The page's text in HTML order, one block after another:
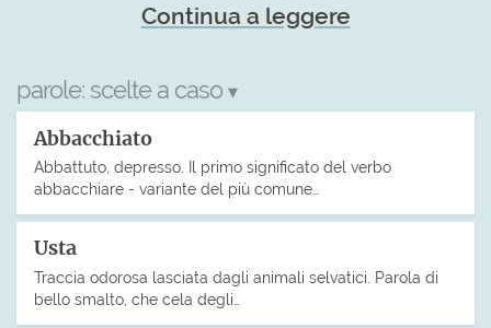
Continua a leggere
parole: scelte a caso ▾
Abbacchiato
Abbattuto, depresso. Il primo significato del verbo
abbacchiare - variante del più comune…
Usta
Traccia odorosa lasciata dagli animali selvatici. Parola di
bello smalto, che cela degli…